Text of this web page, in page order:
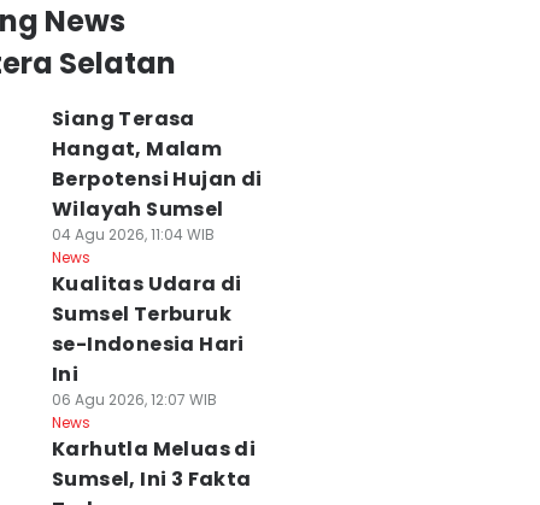
News
Selatan
Siang Terasa
Hangat, Malam
Berpotensi Hujan di
Wilayah Sumsel
04 Agu 2026, 11:04 WIB
News
Kualitas Udara di
Sumsel Terburuk
se-Indonesia Hari
Ini
06 Agu 2026, 12:07 WIB
News
Karhutla Meluas di
Sumsel, Ini 3 Fakta